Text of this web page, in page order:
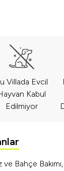
Villada Evcil
Kabul
Edilmiyor
Bahçe